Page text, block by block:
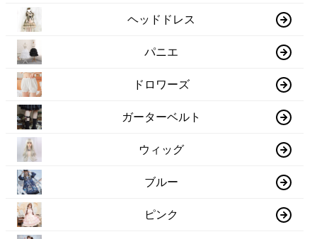
ヘッドドレス
パニエ
ドロワーズ
ガーターベルト
ウィッグ
ブルー
ピンク